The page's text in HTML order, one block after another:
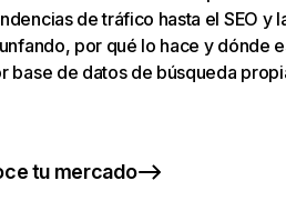
de tráfico hasta el SEO y
por qué lo hace y dónde
base de datos de búsqueda
tu mercado